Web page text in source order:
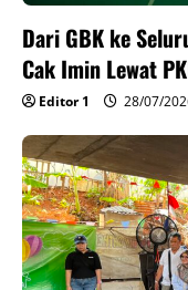
Dari GBK ke
Cak Imin Lewat
Editor 1 28/07/